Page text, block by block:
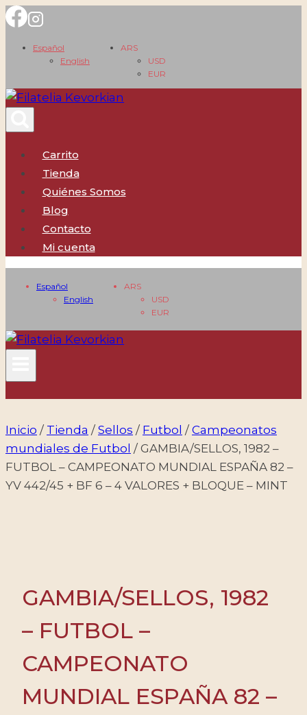
Saltar
contenido
Español
English
ARS
USD
EUR
Carrito
Tienda
Quiénes Somos
Blog
Contacto
Mi cuenta
Español
English
ARS
USD
EUR
Inicio / Tienda / Sellos / Futbol / Campeonatos
mundiales de Futbol / GAMBIA/SELLOS, 1982 –
FUTBOL – CAMPEONATO MUNDIAL ESPAÑA 82 –
YV 442/45 + BF 6 – 4 VALORES + BLOQUE – MINT
GAMBIA/SELLOS, 1982
– FUTBOL –
CAMPEONATO
MUNDIAL ESPAÑA 82 –